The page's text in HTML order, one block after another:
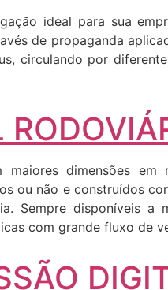
ideal para sua
de propaganda
circulando por
maiores dimensões em
ou não e construídos
Sempre disponíveis a
com grande fluxo de